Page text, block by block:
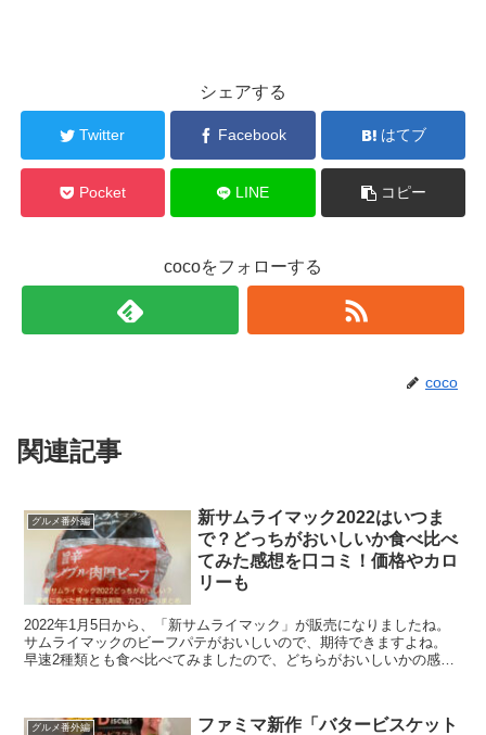
シェアする
Twitter Facebook はてブ
Pocket LINE コピー
cocoをフォローする
coco
関連記事
グルメ番外編
新サムライマック2022はいつま
で？どっちがおいしいか食べ比べ
てみた感想を口コミ！価格やカロ
リーも
2022年1月5日から、「新サムライマック」が販売になりましたね。
サムライマックのビーフパテがおいしいので、期待できますよね。
早速2種類とも食べ比べてみましたので、どちらがおいしいかの感
グルメ番外編
ファミマ新作「バタービスケット